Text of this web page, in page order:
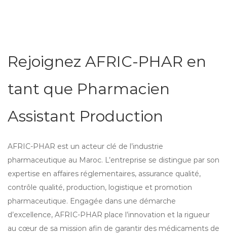
Rejoignez AFRIC-PHAR en
tant que Pharmacien
Assistant Production
AFRIC-PHAR est un acteur clé de l’industrie
pharmaceutique au Maroc. L’entreprise se distingue par son
expertise en affaires réglementaires, assurance qualité,
contrôle qualité, production, logistique et promotion
pharmaceutique. Engagée dans une démarche
d’excellence, AFRIC-PHAR place l’innovation et la rigueur
au cœur de sa mission afin de garantir des médicaments de